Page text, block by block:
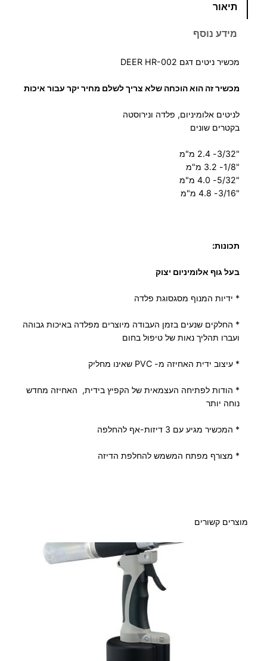
ו
תיאור
מידע נוסף
מכשיר ניטים דגם DEER HR-002
מכשיר זה הוא הוכחה שלא צריך לשלם מחיר יקר עבור איכות
לניטים אלומיניום, פלדה ונירוסטה
בקטרים שונים
"3/32- 2.4 מ"מ
"1/8- 3.2 מ"מ
"5/32- 4.0 מ"מ
"3/16- 4.8 מ"מ
תכונות:
בעל גוף אלומיניום יצוק
* ידיות המנוף מסגסוגת פלדה
* החלקים שנעים בזמן העבודה מיוצרים מפלדה באיכות גבוהה
ועברו תהליך נאות של טיפול בחום
* עיצוב ידית האחיזה מ- PVC שאינו מחליק
* הודות לפתיחה העצמאית של הקפיץ בידית, האחיזה מחדש
נוחה יותר
* המכשיר מגיע עם 3 דיזות-אף להחלפה
* מצורף מפתח המשמש להחלפת הדיזה
מוצרים קשורים